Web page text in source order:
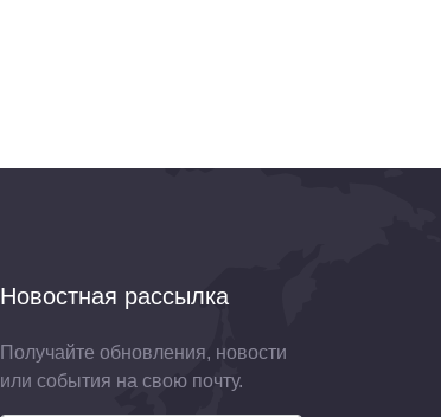
Новостная рассылка
Получайте обновления, новости
или события на свою почту.